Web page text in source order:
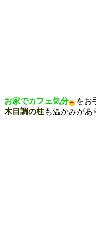
お家でカフェ気分
をお
木目調の柱も温かみが